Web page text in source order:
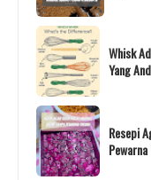
Whisk
Yang
Resepi